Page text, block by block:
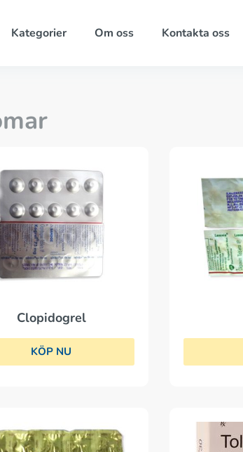
Kategorier Om oss Kontakta oss
Clopidogrel
KÖP NU